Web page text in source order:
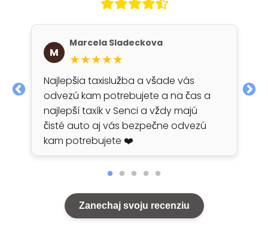
M
Marcela Sladeckova
★★★★★
Najlepšia taxislužba a všade vás
odvezú kam potrebujete a na čas a
najlepší taxík v Senci a vždy majú
čisté auto aj vás bezpečne odvezú
kam potrebujete ❤️
Zanechaj svoju recenziu